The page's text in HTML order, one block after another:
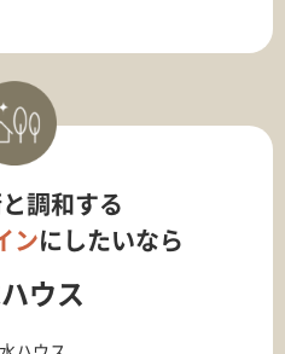
調和する
ンにしたいなら
ウス